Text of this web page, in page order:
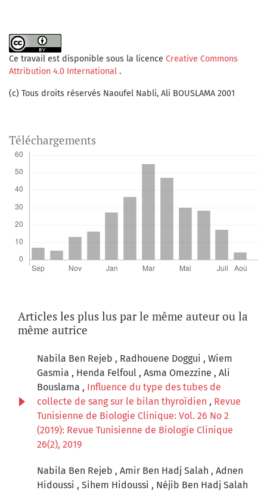
Ce travail est disponible sous la licence Creative Commons
Attribution 4.0 International .
(c) Tous droits réservés Naoufel Nabli, Ali BOUSLAMA 2001
Téléchargements
Articles les plus lus par le même auteur ou la
même autrice
Nabila Ben Rejeb , Radhouene Doggui , Wiem
Gasmia , Henda Felfoul , Asma Omezzine , Ali
Bouslama , Influence du type des tubes de
collecte de sang sur le bilan thyroïdien , Revue
Tunisienne de Biologie Clinique: Vol. 26 No 2
(2019): Revue Tunisienne de Biologie Clinique
26(2), 2019
Nabila Ben Rejeb , Amir Ben Hadj Salah , Adnen
Hidoussi , Sihem Hidoussi , Néjib Ben Hadj Salah